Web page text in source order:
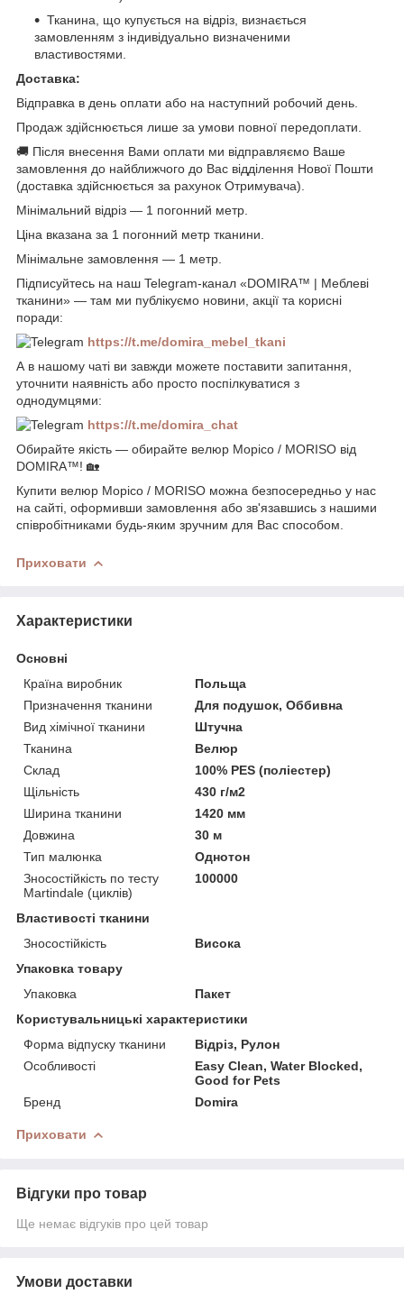
Тканина, що купується на відріз, визнається
замовленням з індивідуально визначеними
властивостями.
Доставка:
Відправка в день оплати або на наступний робочий день.
Продаж здійснюється лише за умови повної передоплати.
🚚 Після внесення Вами оплати ми відправляємо Ваше
замовлення до найближчого до Вас відділення Нової Пошти
(доставка здійснюється за рахунок Отримувача).
Мінімальний відріз — 1 погонний метр.
Ціна вказана за 1 погонний метр тканини.
Мінімальне замовлення — 1 метр.
Підписуйтесь на наш Telegram-канал «DOMIRA™ | Меблеві
тканини» — там ми публікуємо новини, акції та корисні
поради:
https://t.me/domira_mebel_tkani
А в нашому чаті ви завжди можете поставити запитання,
уточнити наявність або просто поспілкуватися з
однодумцями:
https://t.me/domira_chat
Обирайте якість — обирайте велюр Морісо / MORISO від
DOMIRA™! 🏡
Купити велюр Морісо / MORISO можна безпосередньо у нас
на сайті, оформивши замовлення або зв'язавшись з нашими
співробітниками будь-яким зручним для Вас способом.
Приховати
Характеристики
Основні
Країна виробник
Польща
Призначення тканини
Для подушок, Оббивна
Вид хімічної тканини
Штучна
Тканина
Велюр
Склад
100% PES (поліестер)
Щільність
430 г/м2
Ширина тканини
1420 мм
Довжина
30 м
Тип малюнка
Однотон
Зносостійкість по тесту
Martindale (циклів)
100000
Властивості тканини
Зносостійкість
Висока
Упаковка товару
Упаковка
Пакет
Користувальницькі характеристики
Форма відпуску тканини
Відріз, Рулон
Особливості
Easy Clean, Water Blocked,
Good for Pets
Бренд
Domira
Приховати
Відгуки про товар
Ще немає відгуків про цей товар
Умови доставки